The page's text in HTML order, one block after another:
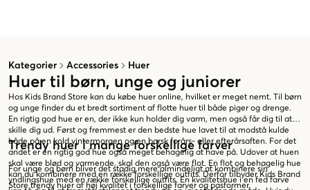
Kategorier Accessories Huer
Huer til børn, unge og juniorer
Hos Kids Brand Store kan du købe huer online, hvilket er meget nemt. Til børn
og unge finder du et bredt sortiment af flotte huer til både piger og drenge.
En rigtig god hue er en, der ikke kun holder dig varm, men også får dig til at
skille dig ud. Først og fremmest er den bedste hue lavet til at modstå kulde
både på en kold vintermorgen og en barsk forårs- eller efterårsaften. For det
andet er en rigtig god hue også meget behagelig at have på. Udover at huen
skal være blød og varmende, skal den også være flot. En flot og behagelig hue
kan du kombinere med en række forskellige outfits. Derfor tilbyder Kids Brand
Store trendy huer af høj kvalitet i forskellige farver og pasformer.
Trendy huer i mange forskellige farver
For unge og børn bliver det stadig mere almindeligt at kombinere sin
yndlingshue med en række forskellige outfits. En kvalitetshue i en fed farve